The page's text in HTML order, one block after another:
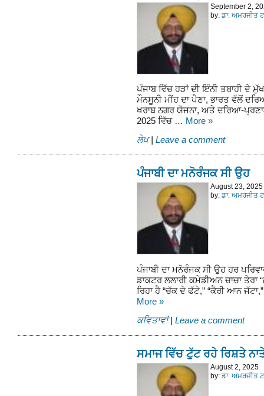
September 2,
by: ਡਾ. ਅਮਰਜੀਤ
ਪੰਜਾਬ ਵਿੱਚ ਹੜਾਂ ਦੀ ਇੰਨੀ ਤਬਾਹੀ ਦੇ
ਮੌਨਸੂਨੀ ਮੀਂਹ ਦਾ ਪੈਣਾ, ਭਾਰਤ ਵੱਲੋਂ
ਖਰਾਬ ਨਗਰ ਯੋਜਨਾ, ਅਤੇ ਦਰਿਆ-
2025 ਵਿੱਚ … More »
ਲੇਖ | Leave a comment
ਪੰਜਾਬੀ ਦਾ ਮਨੋਰੰਜਕ ਸੀ ਉਹ
August 23, 2025
by: ਡਾ. ਅਮਰਜੀਤ
ਪੰਜਾਬੀ ਦਾ ਮਨੋਰੰਜਕ ਸੀ ਉਹ ਹਰ
ਡਾਕਟਰ ਲਲਾਰੀ ਕਮੇਡੀਅਨ ਚਾਚਾ ਤੇਰਾ
ਰਿਹਾ ਹੈ “ਚੱਕ ਦੇ ਫੱਟੇ,” “ਕੈਰੀ ਆਨ
More »
ਕਵਿਤਾਵਾਂ | Leave a comment
ਸਮਾਜ ਵਿੱਚ ਟੁੱਟ ਰਹੇ ਰਿਸ਼ਤੇ
August 2, 2025
by: ਡਾ. ਅਮਰਜੀਤ